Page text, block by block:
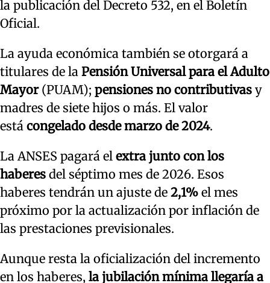
la publicación del Decreto 532, en el Boletín
Oficial.
La ayuda económica también se otorgará a
titulares de la Pensión Universal para el Adulto
Mayor(PUAM); pensiones no contributivas y
madres de siete hijos o más. El valor
está congelado desde marzo de 2024.
La ANSES pagará el extra junto con los
haberes del séptimo mes de 2026. Esos
haberes tendrán un ajuste de 2,1% el mes
próximo por la actualización por inflación de
las prestaciones previsionales.
Aunque resta la oficialización del incremento
en los haberes, la jubilación mínima llegaría a